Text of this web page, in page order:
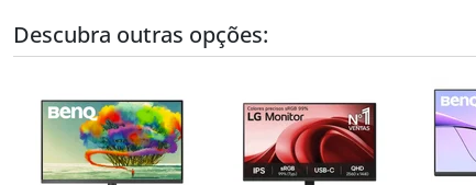
Descubra outras opções: